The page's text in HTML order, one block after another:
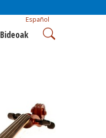
Español
Bideoak